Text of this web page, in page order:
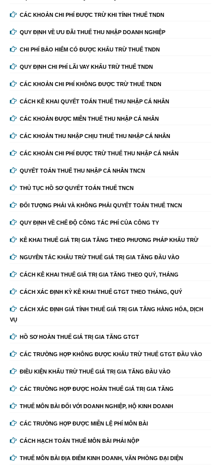
CÁC KHOẢN CHI PHÍ ĐƯỢC TRỪ KHI TÍNH THUẾ TNDN
QUY ĐỊNH VỀ ƯU ĐÃI THUẾ THU NHẬP DOANH NGHIỆP
CHI PHÍ BẢO HIỂM CÓ ĐƯỢC KHẤU TRỪ THUẾ TNDN
QUY ĐỊNH CHI PHÍ LÃI VAY KHẤU TRỪ THUẾ TNDN
CÁC KHOẢN CHI PHÍ KHÔNG ĐƯỢC TRỪ THUẾ TNDN
CÁCH KÊ KHAI QUYẾT TOÁN THUẾ THU NHẬP CÁ NHÂN
CÁC KHOẢN ĐƯỢC MIỄN THUẾ THU NHẬP CÁ NHÂN
CÁC KHOẢN THU NHẬP CHỊU THUẾ THU NHẬP CÁ NHÂN
CÁC KHOẢN CHI PHÍ ĐƯỢC TRỪ THUẾ THU NHẬP CÁ NHÂN
QUYẾT TOÁN THUẾ THU NHẬP CÁ NHÂN TNCN
THỦ TỤC HỒ SƠ QUYẾT TOÁN THUẾ TNCN
ĐỐI TƯỢNG PHẢI VÀ KHÔNG PHẢI QUYẾT TOÁN THUẾ TNCN
QUY ĐỊNH VỀ CHẾ ĐỘ CÔNG TÁC PHÍ CỦA CÔNG TY
KÊ KHAI THUẾ GIÁ TRỊ GIA TĂNG THEO PHƯƠNG PHÁP KHẤU TRỪ
NGUYÊN TẮC KHẤU TRỪ THUẾ GIÁ TRỊ GIA TĂNG ĐẦU VÀO
CÁCH KÊ KHAI THUẾ GIÁ TRỊ GIA TĂNG THEO QUÝ, THÁNG
CÁCH XÁC ĐỊNH KỲ KÊ KHAI THUẾ GTGT THEO THÁNG, QUÝ
CÁCH XÁC ĐỊNH GIÁ TÍNH THUẾ GIÁ TRỊ GIA TĂNG HÀNG HÓA, DỊCH
VỤ
HỒ SƠ HOÀN THUẾ GIÁ TRỊ GIA TĂNG GTGT
CÁC TRƯỜNG HỢP KHÔNG ĐƯỢC KHẤU TRỪ THUẾ GTGT ĐẦU VÀO
ĐIỀU KIỆN KHẤU TRỪ THUẾ GIÁ TRỊ GIA TĂNG ĐẦU VÀO
CÁC TRƯỜNG HỢP ĐƯỢC HOÀN THUẾ GIÁ TRỊ GIA TĂNG
THUẾ MÔN BÀI ĐỐI VỚI DOANH NGHIỆP, HỘ KINH DOANH
CÁC TRƯỜNG HỢP ĐƯỢC MIỄN LỆ PHÍ MÔN BÀI
CÁCH HẠCH TOÁN THUẾ MÔN BÀI PHẢI NỘP
THUẾ MÔN BÀI ĐỊA ĐIỂM KINH DOANH, VĂN PHÒNG ĐẠI DIỆN